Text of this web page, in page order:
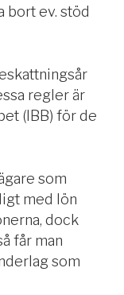
bort ev. stöd
regler är
(IBB) för de
som
med lön
dock
får man
som